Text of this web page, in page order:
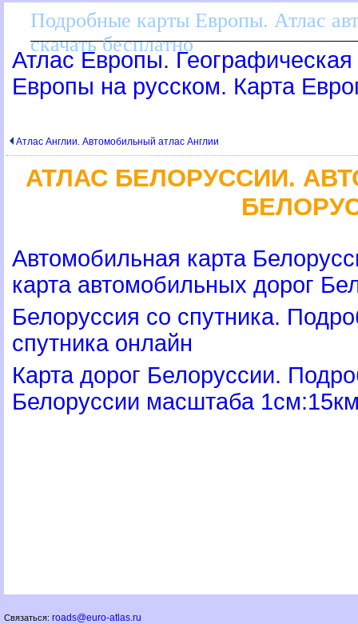
Подробные карты Европы. Атлас
скачать бесплатно
Атлас Европы. Географическая
Европы на русском. Карта
Атлас Англии. Автомобильный атлас Англии
АТЛАС БЕЛОРУССИИ.
Автомобильная карта
карта автомобильных дорог
Белоруссия со спутника.
спутника онлайн
Карта дорог Белоруссии.
Белоруссии масштаба
Связаться: roads@euro-atlas.ru